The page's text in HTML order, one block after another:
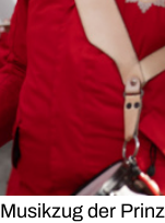
Musikzug der